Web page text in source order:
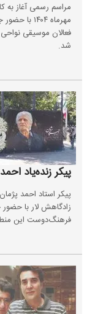
مهرماه
فعالان موسیقی نواحی
شد.
پیکر زنده‌یاد
پیکر استاد احمد
زادگاهش لار با حضور
فرهنگ‌دوست این